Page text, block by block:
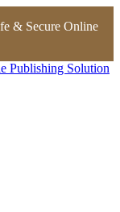
& Secure Online